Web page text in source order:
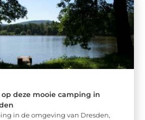
deze mooie camping in
in de omgeving van Dresden,